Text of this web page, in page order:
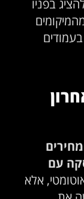
בפניו
עם
אלא